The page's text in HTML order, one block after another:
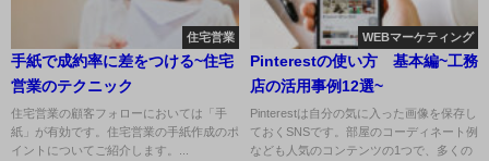
住宅営業
手紙で成約率に差をつける~住宅
営業のテクニック
住宅営業の顧客フォローにおいては「手
紙」が有効です。住宅営業の手紙作成のポ
イントについてご紹介します。...
WEBマーケティング
Pinterestの使い方 基本編~工務
店の活用事例12選~
Pinterestは自分の気に入った画像を保存し
ておくSNSです。部屋のコーディネート例
なども人気のコンテンツの1つで、多くの